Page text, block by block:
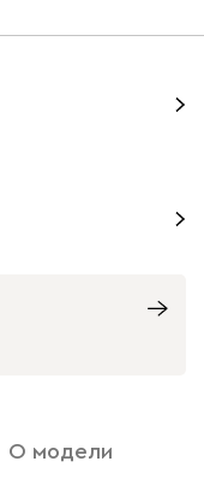
О модели